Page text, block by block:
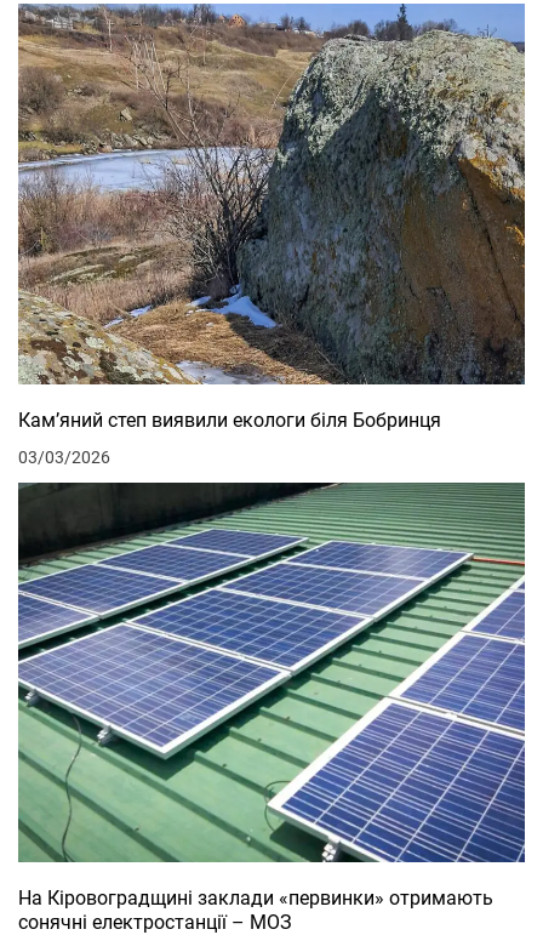
Кам’яний степ виявили екологи біля Бобринця
03/03/2026
На Кіровоградщині заклади «первинки» отримають
сонячні електростанції – МОЗ